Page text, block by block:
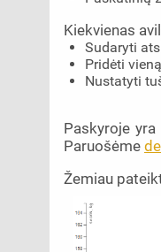
Kiekvienas
Sudaryti
Pridėti
Nustatyti
Paskyroje
Paruošėme
Žemiau